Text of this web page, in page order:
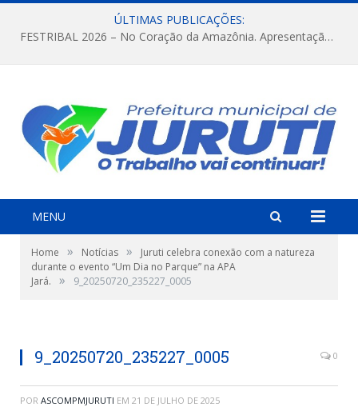
ÚLTIMAS PUBLICAÇÕES:
FESTRIBAL 2026 – No Coração da Amazônia. Apresentação da Munduruku.
MENU
Home » Notícias »
Juruti celebra conexão com a natureza
durante o evento “Um Dia no Parque” na APA
Jará.
» 9_20250720_235227_0005
9_20250720_235227_0005 0
POR ASCOMPMJURUTI EM 21 DE JULHO DE 2025